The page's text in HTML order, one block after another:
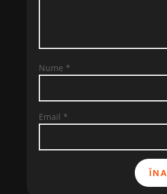
Nume *
Email *